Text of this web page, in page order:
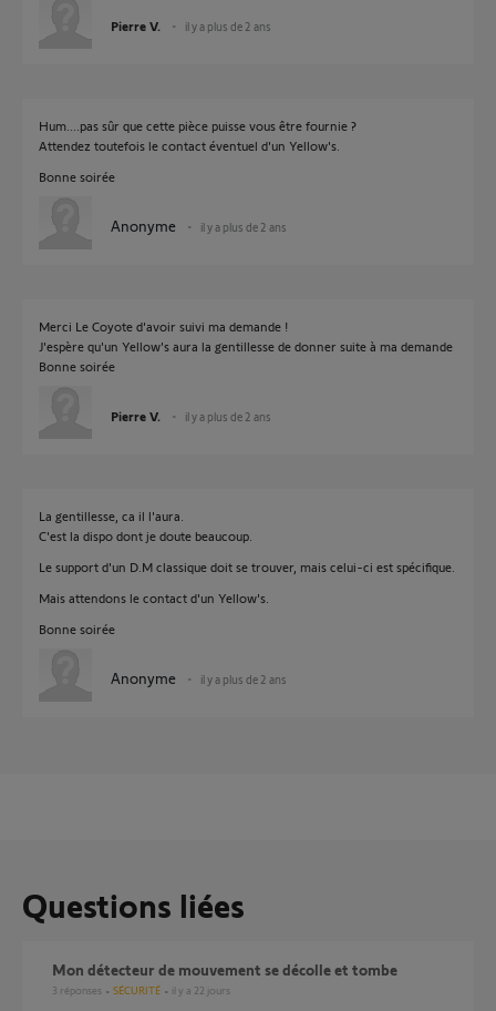
Pierre V. il y a plus de 2 ans
Hum....pas sûr que cette pièce puisse vous être fournie ?
Attendez toutefois le contact éventuel d'un Yellow's.
Bonne soirée
Anonyme il y a plus de 2 ans
Merci Le Coyote d'avoir suivi ma demande !
J'espère qu'un Yellow's aura la gentillesse de donner suite à ma demande
Bonne soirée
Pierre V. il y a plus de 2 ans
La gentillesse, ca il l'aura.
C'est la dispo dont je doute beaucoup.
Le support d'un D.M classique doit se trouver, mais celui-ci est spécifique.
Mais attendons le contact d'un Yellow's.
Bonne soirée
Anonyme il y a plus de 2 ans
Questions liées
Mon détecteur de mouvement se décolle et tombe
3 réponses SÉCURITÉ il y a 22 jours